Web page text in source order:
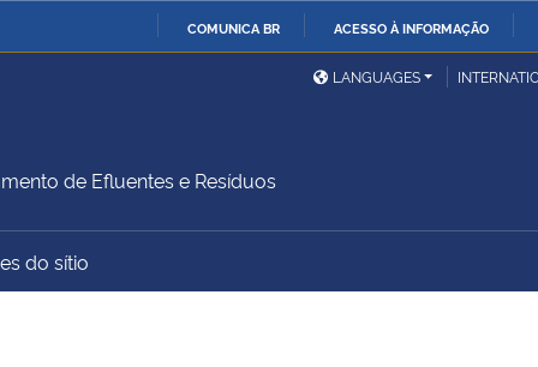
COMUNICA BR ACESSO À INFORMAÇÃO
Ministério da Defesa
Ministério das Relações
Exteriores
Ministério do
LANGUAGES
de Efluentes e Resíduos
do sítio